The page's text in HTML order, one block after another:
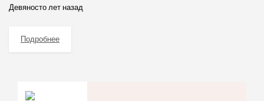
Девяносто лет назад
Подробнее